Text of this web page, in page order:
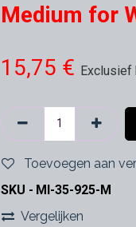
Medium for
15,75 € Exclusief
Toevoegen aan
SKU - MI-35-925-M
Vergelijken